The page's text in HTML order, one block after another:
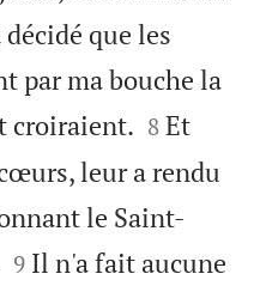
que les
par ma bouche la
croiraient. 

8 Et
leur a rendu
le Saint-


9 Il n'a fait aucune